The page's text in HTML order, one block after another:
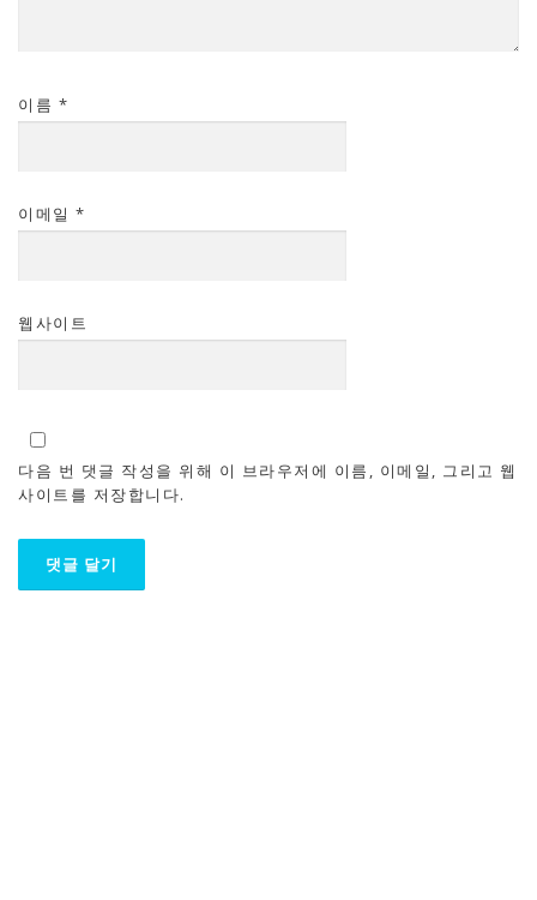
이름 *
이메일 *
웹사이트
다음 번 댓글 작성을 위해 이 브라우저에 이름, 이메일, 그리고 웹
사이트를 저장합니다.